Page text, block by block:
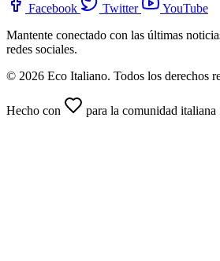
Facebook Twitter
YouTube
Mantente conectado con las últimas
redes sociales.
© 2026 Eco Italiano. Todos los derechos
Hecho con para la comunidad italiana